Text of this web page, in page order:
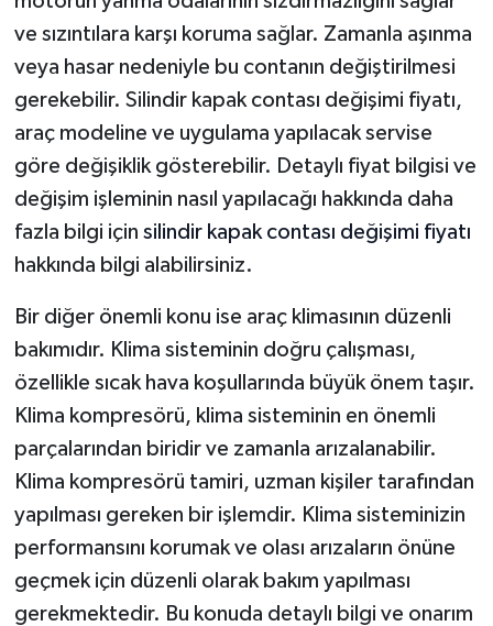
ve sızıntılara karşı koruma sağlar. Zamanla aşınma
veya hasar nedeniyle bu contanın değiştirilmesi
gerekebilir. Silindir kapak contası değişimi fiyatı,
araç modeline ve uygulama yapılacak servise
göre değişiklik gösterebilir. Detaylı fiyat bilgisi ve
değişim işleminin nasıl yapılacağı hakkında daha
fazla bilgi için silindir kapak contası değişimi fiyatı
hakkında bilgi alabilirsiniz.
Bir diğer önemli konu ise araç klimasının düzenli
bakımıdır. Klima sisteminin doğru çalışması,
özellikle sıcak hava koşullarında büyük önem taşır.
Klima kompresörü, klima sisteminin en önemli
parçalarından biridir ve zamanla arızalanabilir.
Klima kompresörü tamiri, uzman kişiler tarafından
yapılması gereken bir işlemdir. Klima sisteminizin
performansını korumak ve olası arızaların önüne
geçmek için düzenli olarak bakım yapılması
gerekmektedir. Bu konuda detaylı bilgi ve onarım